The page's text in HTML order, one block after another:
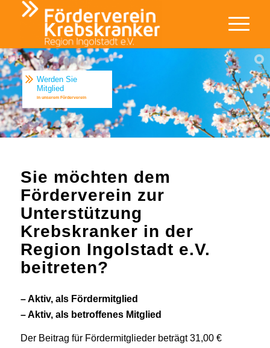
in unserem Förderverein
Werden Sie
Mitglied
Sie möchten dem
Förderverein zur
Unterstützung
Krebskranker in der
Region Ingolstadt e.V.
beitreten?
– Aktiv, als Fördermitglied
– Aktiv, als betroffenes Mitglied
Der Beitrag für Fördermitglieder beträgt 31,00 €